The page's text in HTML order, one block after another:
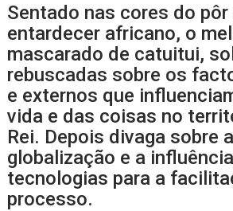
Sentado nas cores do
entardecer africano, o
mascarado de catuitui,
rebuscadas sobre os
e externos que
vida e das coisas no
Rei. Depois divaga sobre
globalização e a
tecnologias para a
processo.